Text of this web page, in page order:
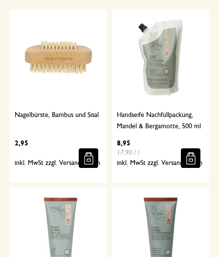
Nagelbürste, Bambus und Sisal
2,95
inkl. MwSt zzgl. Versandkosten
Handseife Nachfüllpackung,
Mandel & Bergamotte, 500 ml
8,95
17,90 / l
inkl. MwSt zzgl. Versandkosten